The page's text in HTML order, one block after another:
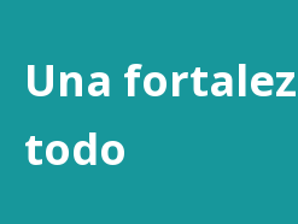
Una
todo